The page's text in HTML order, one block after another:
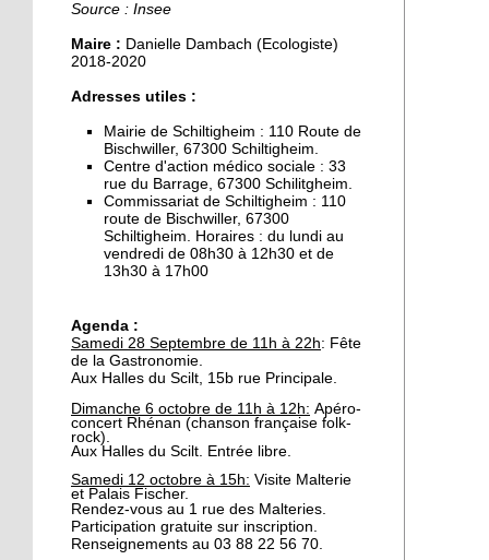
conquête de l'Espace
européen de l'entreprise
journalistes reviennent
sur les lieux de l'incendie
26 septembre 2019
Municipales 2020:
Christian Ball investi par
Les Républicains
La gastronomie s'invite
aux Halles
24 septembre 2019
Journées de
Kundoo ouvre le bal
24 septembre 2019
Source : Insee
Maire : Danielle Dambach (Ecologiste)
2018-2020
Adresses utiles :
Mairie de Schiltigheim : 110 Route de
Bischwiller, 67300 Schiltigheim.
Centre d'action médico sociale : 33
rue du Barrage, 67300 Schilitgheim.
Commissariat de Schiltigheim : 110
route de Bischwiller, 67300
Schiltigheim. Horaires : du lundi au
vendredi de 08h30 à 12h30 et de
13h30 à 17h00
Agenda :
Samedi 28 Septembre de 11h à 22h: Fête
de la Gastronomie.
Aux Halles du Scilt, 15b rue Principale.
Dimanche 6 octobre de 11h à 12h: Apéro-
concert Rhénan (chanson française folk-
rock).
Aux Halles du Scilt. Entrée libre.
Samedi 12 octobre à 15h: Visite Malterie
et Palais Fischer.
Rendez-vous au 1 rue des Malteries.
Participation gratuite sur inscription.
Renseignements au 03 88 22 56 70.